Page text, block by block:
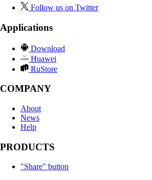
Follow us on Twitter
Applications
Download
Huawei
RuStore
COMPANY
About
News
Help
PRODUCTS
"Share" button